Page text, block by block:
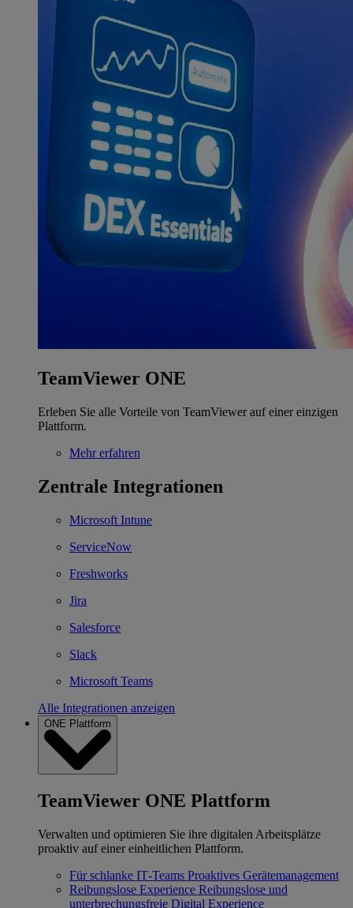
TeamViewer ONE
Erleben Sie alle Vorteile von TeamViewer auf einer einzigen
Plattform.
Mehr erfahren
Zentrale Integrationen
Microsoft Intune
ServiceNow
Freshworks
Jira
Salesforce
Slack
Microsoft Teams
Alle Integrationen anzeigen
ONE Plattform
TeamViewer ONE Plattform
Verwalten und optimieren Sie ihre digitalen Arbeitsplätze
proaktiv auf einer einheitlichen Plattform.
Für schlanke IT‐Teams Proaktives Gerätemanagement
Reibungslose Experience Reibungslose und
unterbrechungsfreie Digital Experience